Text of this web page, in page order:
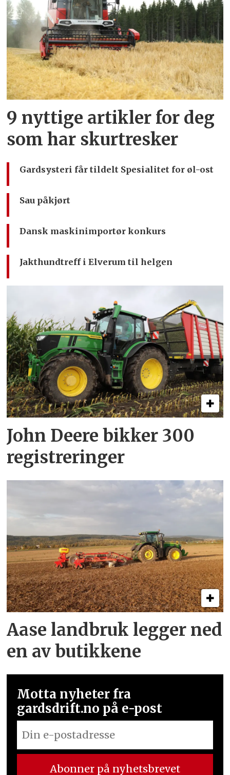
9 nyttige artikler for deg
som har skurtresker
Gardsysteri får tildelt Spesialitet for øl-ost
Sau påkjørt
Dansk maskinimportør konkurs
Jakthundtreff i Elverum til helgen
John Deere bikker 300
registreringer
Aase landbruk legger ned
en av butikkene
Motta nyheter fra
gardsdrift.no på e-post